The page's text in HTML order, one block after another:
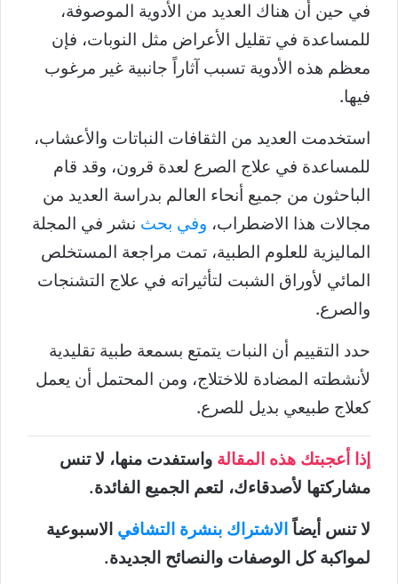
في حين أن هناك العديد من الأدوية الموصوفة،
للمساعدة في تقليل الأعراض مثل النوبات، فإن
معظم هذه الأدوية تسبب آثاراً جانبية غير مرغوب
فيها.
استخدمت العديد من الثقافات النباتات والأعشاب،
للمساعدة في علاج الصرع لعدة قرون، وقد قام
الباحثون من جميع أنحاء العالم بدراسة العديد من
مجالات هذا الاضطراب، وفي بحث نشر في المجلة
الماليزية للعلوم الطبية، تمت مراجعة المستخلص
المائي لأوراق الشبت لتأثيراته في علاج التشنجات
والصرع.
حدد التقييم أن النبات يتمتع بسمعة طبية تقليدية
لأنشطته المضادة للاختلاج، ومن المحتمل أن يعمل
كعلاج طبيعي بديل للصرع.
إذا أعجبتك هذه المقالة واستفدت منها، لا تنس
مشاركتها لأصدقاءك، لتعم الجميع الفائدة.
لا تنس أيضاً الاشتراك بنشرة التشافي الاسبوعية
لمواكبة كل الوصفات والنصائح الجديدة.